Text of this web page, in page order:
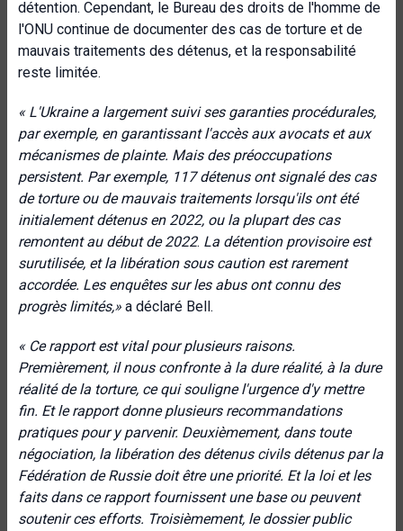
détention. Cependant, le Bureau des droits de l'homme de
l'ONU continue de documenter des cas de torture et de
mauvais traitements des détenus, et la responsabilité
reste limitée.
« L'Ukraine a largement suivi ses garanties procédurales,
par exemple, en garantissant l'accès aux avocats et aux
mécanismes de plainte. Mais des préoccupations
persistent. Par exemple, 117 détenus ont signalé des cas
de torture ou de mauvais traitements lorsqu'ils ont été
initialement détenus en 2022, ou la plupart des cas
remontent au début de 2022. La détention provisoireest
surutilisée, et la libération sous caution est rarement
accordée. Les enquêtes sur les abus ont connu des
progrès limités,» a déclaré Bell.
« Ce rapport est vital pour plusieurs raisons.
Premièrement, il nous confronte à la dure réalité, à la dure
réalité de la torture, ce qui souligne l'urgence d'y mettre
fin. Et le rapport donne plusieurs recommandations
pratiques pour y parvenir. Deuxièmement, dans toute
négociation, la libération des détenus civils détenus par la
Fédération de Russie doit être une priorité. Et la loi et les
faits dans ce rapport fournissent une base ou peuvent
soutenir ces efforts. Troisièmement, le dossier public